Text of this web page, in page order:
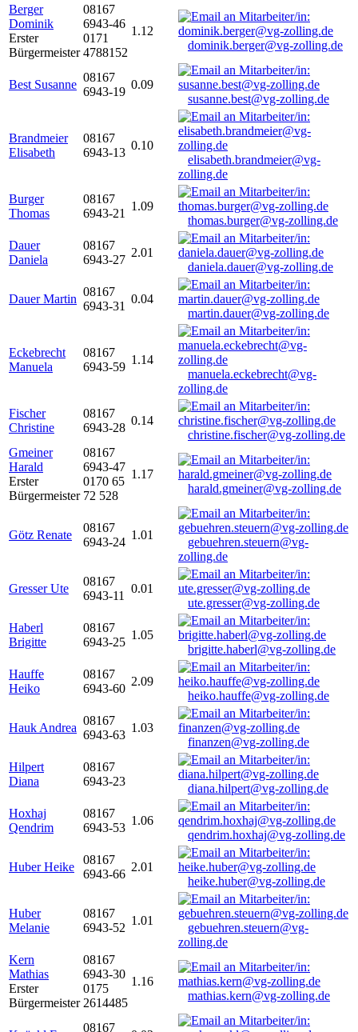
Berger
Dominik
Erster
Bürgermeister
08167
6943-46
0171
4788152
1.12
dominik.berger@vg-zolling.de
Best Susanne
08167
6943-19
0.09
susanne.best@vg-zolling.de
Brandmeier
Elisabeth
08167
6943-13
0.10
elisabeth.brandmeier@vg-
zolling.de
Burger
Thomas
08167
6943-21
1.09
thomas.burger@vg-zolling.de
Dauer
Daniela
08167
6943-27
2.01
daniela.dauer@vg-zolling.de
Dauer Martin
08167
6943-31
0.04
martin.dauer@vg-zolling.de
Eckebrecht
Manuela
08167
6943-59
1.14
manuela.eckebrecht@vg-
zolling.de
Fischer
Christine
08167
6943-28
0.14
christine.fischer@vg-zolling.de
Gmeiner
Harald
Erster
Bürgermeister
08167
6943-47
0170 65
72 528
1.17
harald.gmeiner@vg-zolling.de
Götz Renate
08167
6943-24
1.01
gebuehren.steuern@vg-
zolling.de
Gresser Ute
08167
6943-11
0.01
ute.gresser@vg-zolling.de
Haberl
Brigitte
08167
6943-25
1.05
brigitte.haberl@vg-zolling.de
Hauffe
Heiko
08167
6943-60
2.09
heiko.hauffe@vg-zolling.de
Hauk Andrea
08167
6943-63
1.03
finanzen@vg-zolling.de
Hilpert
Diana
08167
6943-23
diana.hilpert@vg-zolling.de
Hoxhaj
Qendrim
08167
6943-53
1.06
qendrim.hoxhaj@vg-zolling.de
Huber Heike
08167
6943-66
2.01
heike.huber@vg-zolling.de
Huber
Melanie
08167
6943-52
1.01
gebuehren.steuern@vg-
zolling.de
Kern
Mathias
Erster
Bürgermeister
08167
6943-30
0175
2614485
1.16
mathias.kern@vg-zolling.de
08167